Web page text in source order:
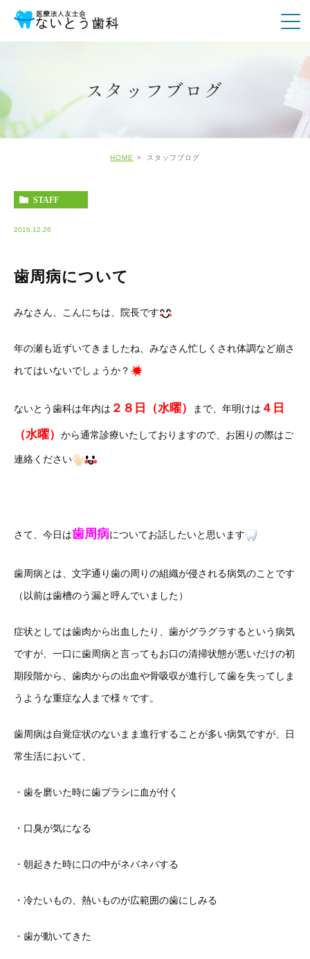
スタッフブログ
HOME スタッフブログ
STAFF
2016.12.26
歯周病について
みなさん、こんにちは、院長です
年の瀬も近ずいてきましたね、みなさん忙しくされ体調など崩さ
れてはいないでしょうか？
ないとう歯科は年内は ２８日（水曜） まで、年明けは ４日
（水曜） から通常診療いたしておりますので、お困りの際はご
連絡ください
さて、今日は歯周病についてお話したいと思います
歯周病とは、文字通り歯の周りの組織が侵される病気のことです
（以前は歯槽のう漏と呼んでいました）
症状としては歯肉から出血したり、歯がグラグラするという病気
ですが、一口に歯周病と言ってもお口の清掃状態が悪いだけの初
期段階から、歯肉からの出血や骨吸収が進行して歯を失ってしま
うような重症な人まで様々です。
歯周病は自覚症状のないまま進行することが多い病気ですが、日
常生活において、
・歯を磨いた時に歯ブラシに血が付く
・口臭が気になる
・朝起きた時に口の中がネバネバする
・冷たいもの、熱いものが広範囲の歯にしみる
・歯が動いてきた